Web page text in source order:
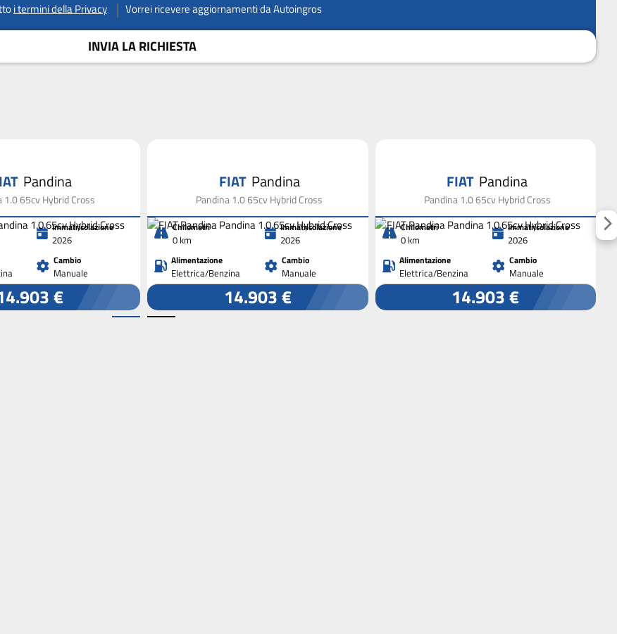
i termini della Privacy Vorrei ricevere aggiornamenti da Autoingros
INVIA LA RICHIESTA
Pandina
1.0 65cv Hybrid Cross
Immatricolazione
2026
Cambio
Manuale
€
FIAT Pandina
Pandina 1.0 65cv Hybrid Cross
Chilometri
0 km
Immatricolazione
2026
Alimentazione
Elettrica/Benzina
Cambio
Manuale
14.903 €
FIAT Pandina
Pandina 1.0 65cv Hybrid Cross
Chilometri
0 km
Immatricolazione
2026
Alimentazione
Elettrica/Benzina
Cambio
Manuale
14.903 €